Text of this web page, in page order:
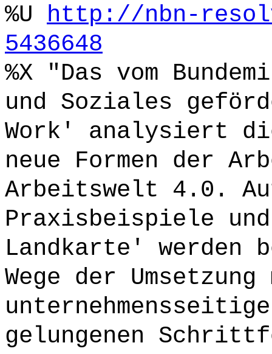
%U http://nbn-
5436648
%X "Das vom
und Soziales
Work' analysiert
neue Formen der
Arbeitswelt 4.0.
Praxisbeispiele
Landkarte' werden
Wege der
gelungenen